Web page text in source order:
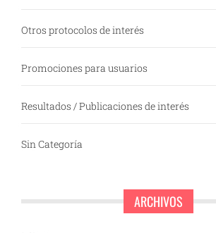
Otros protocolos de interés
Promociones para usuarios
Resultados / Publicaciones de interés
Sin Categoría
ARCHIVOS